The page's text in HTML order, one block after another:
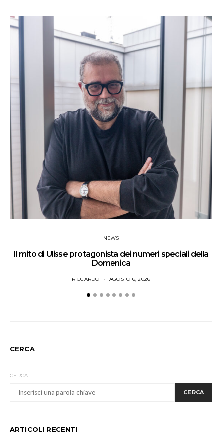
NEWS
Il mito di Ulisse protagonista dei numeri speciali della
Domenica
RICCARDO AGOSTO 6, 2026
CERCA
CERCA:
CERCA
ARTICOLI RECENTI